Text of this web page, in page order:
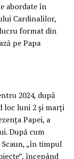
abordate în
Cardinalilor,
format din
pe Papa
2024, după
loc luni 2 și marți
Papei, a
După cum
„în timpul
începând